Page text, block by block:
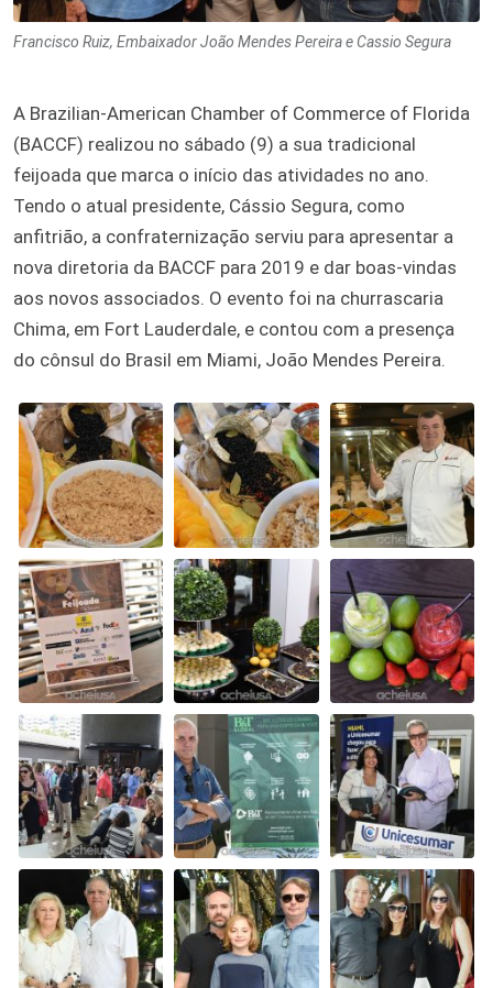
Francisco Ruiz, Embaixador João Mendes Pereira e Cassio Segura
A Brazilian-American Chamber of Commerce of Florida
(BACCF) realizou no sábado (9) a sua tradicional
feijoada que marca o início das atividades no ano.
Tendo o atual presidente, Cássio Segura, como
anfitrião, a confraternização serviu para apresentar a
nova diretoria da BACCF para 2019 e dar boas-vindas
aos novos associados. O evento foi na churrascaria
Chima, em Fort Lauderdale, e contou com a presença
do cônsul do Brasil em Miami, João Mendes Pereira.